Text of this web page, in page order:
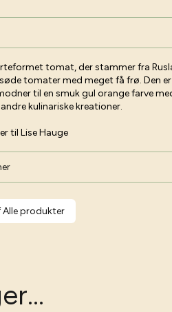
tomat, der stammer fra
tomater med meget få frø. Den er
til en smuk gul orange farve
kulinariske kreationer.
til Lise Hauge
Alle produkter